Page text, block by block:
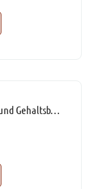
Payroll Specialist / Lohn- und Gehaltsbuchhalter / Spezialist Entgeltabrechnung (m/w/d)* mit sehr guten DATEV-Kenntnissen